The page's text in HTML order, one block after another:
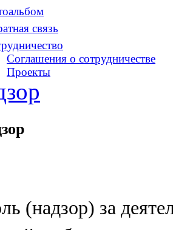
связь
Соглашения о сотрудничестве
Проекты
(надзор) за